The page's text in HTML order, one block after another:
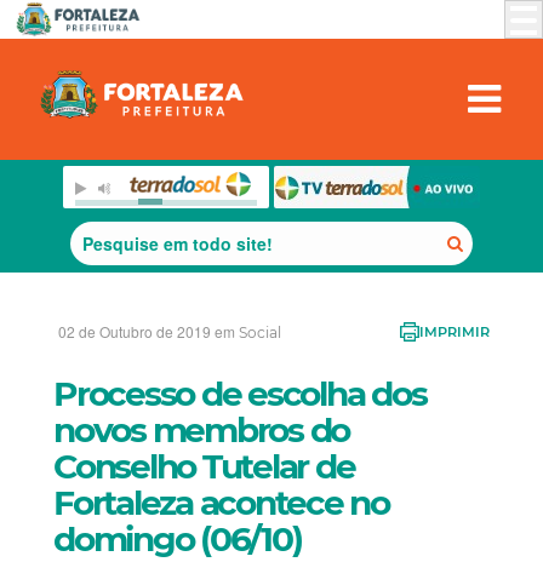
02 de Outubro de 2019 em Social IMPRIMIR
Processo de escolha dos
novos membros do
Conselho Tutelar de
Fortaleza acontece no
domingo (06/10)